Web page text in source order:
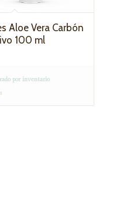
Aloe Vera Carbón
100 ml
por inventario